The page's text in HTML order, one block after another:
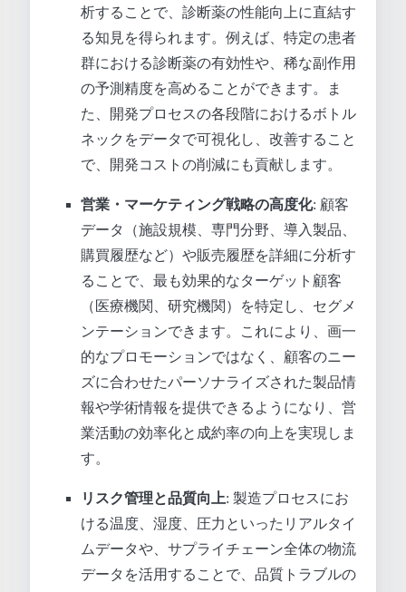
析することで、診断薬の性能向上に直結す
る知見を得られます。例えば、特定の患者
群における診断薬の有効性や、稀な副作用
の予測精度を高めることができます。ま
た、開発プロセスの各段階におけるボトル
ネックをデータで可視化し、改善すること
で、開発コストの削減にも貢献します。
営業・マーケティング戦略の高度化: 顧客
データ（施設規模、専門分野、導入製品、
購買履歴など）や販売履歴を詳細に分析す
ることで、最も効果的なターゲット顧客
（医療機関、研究機関）を特定し、セグメ
ンテーションできます。これにより、画一
的なプロモーションではなく、顧客のニー
ズに合わせたパーソナライズされた製品情
報や学術情報を提供できるようになり、営
業活動の効率化と成約率の向上を実現しま
す。
リスク管理と品質向上: 製造プロセスにお
ける温度、湿度、圧力といったリアルタイ
ムデータや、サプライチェーン全体の物流
データを活用することで、品質トラブルの